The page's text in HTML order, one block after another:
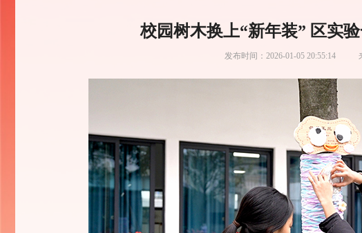
校园树木换上“新年装” 区实
发布时间： 2026-01-05 20:55:14